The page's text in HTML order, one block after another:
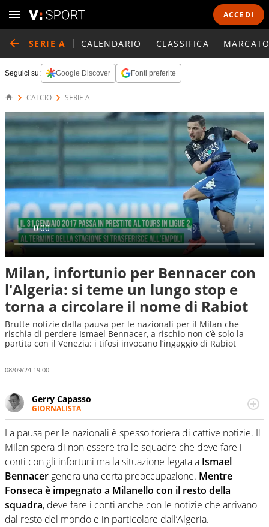
ACCEDI
SERIE A CALENDARIO CLASSIFICA
Seguici su: Google Discover Fonti preferite
CALCIO SERIE A
Milan, infortunio per Bennacer con
l'Algeria: si teme un lungo stop e
torna a circolare il nome di Rabiot
Brutte notizie dalla pausa per le nazionali per il Milan che
rischia di perdere Ismael Bennacer, a rischio non c’è solo la
partita con il Venezia: i tifosi invocano l’ingaggio di Rabiot
08/09/24 19:00
Gerry Capasso
GIORNALISTA
Per lui gli sport americani non hanno segreti: basket,
football, baseball e la capacità innata di trovare la notizia
dove altri non vedono granché
La pausa per le nazionali è spesso foriera di cattive notizie. Il
Milan spera di non essere tra le squadre che deve fare i
conti con gli infortuni ma la situazione legata a Ismael
Bennacer genera una certa preoccupazione. Mentre
Fonseca è impegnato a Milanello con il resto della
squadra, deve fare i conti anche con le notizie che arrivano
dal resto del mondo e in particolare dall’Algeria.